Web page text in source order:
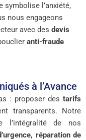
symbolise l’anxiété,
nous engageons
avec des devis
anti-fraude
à l’Avance
: proposer des tarifs
transparents. Notre
l’intégralité de nos
réparation de